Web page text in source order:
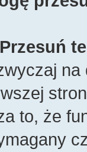
Przesuń
to, że